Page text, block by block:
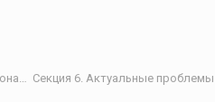
V Научно-практическая интернет-конференция «Глобальные вызовы и региональное развитие в зеркале социологических измерений»